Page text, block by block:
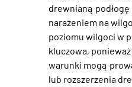
drewnianą podłogę
narażeniem na
poziomu wilgoci w
kluczowa,
warunki mogą
lub rozszerzenia